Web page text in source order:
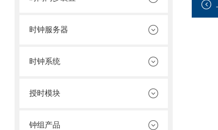
时钟服务器
时钟系统
授时模块
钟组产品